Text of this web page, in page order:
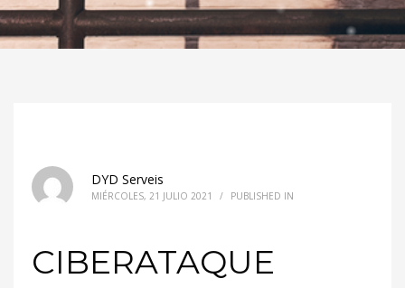
DYD Serveis
MIÉRCOLES, 21 JULIO 2021 / PUBLISHED IN
CIBERATAQUE